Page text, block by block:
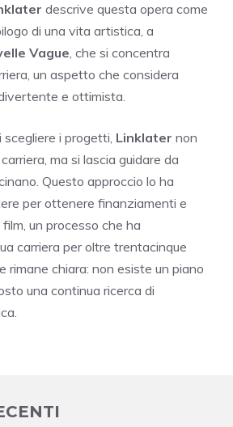
descrive questa opera come
di una vita artistica, a
Vague, che si concentra
un aspetto che considera
e ottimista.
i progetti, Linklater non
ma si lascia guidare da
Questo approccio lo ha
per ottenere finanziamenti e
un processo che ha
carriera per oltre trentacinque
rimane chiara: non esiste un piano
una continua ricerca di